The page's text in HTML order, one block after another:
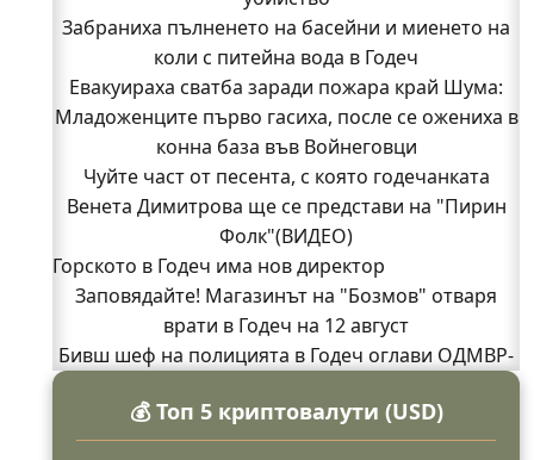
Забраниха пълненето на басейни и миенето на
коли с питейна вода в Годеч
Евакуираха сватба заради пожара край Шума:
Младоженците първо гасиха, после се ожениха в
конна база във Войнеговци
Чуйте част от песента, с която годечанката
Венета Димитрова ще се представи на "Пирин
Фолк"(ВИДЕО)
Горското в Годеч има нов директор
Заповядайте! Магазинът на "Бозмов" отваря
врати в Годеч на 12 август
Бивш шеф на полицията в Годеч оглави ОДМВР-
Кой подпали гората край Шума?
Младежи от Люлин и Део сред първите
💰 Топ 5 криптовалути (USD)